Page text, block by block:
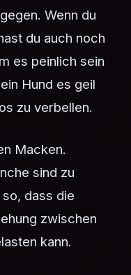
Wenn du
du auch noch
es peinlich sein
Hund es geil
zu verbellen.
Macken.
sind zu
dass die
zwischen
kann.